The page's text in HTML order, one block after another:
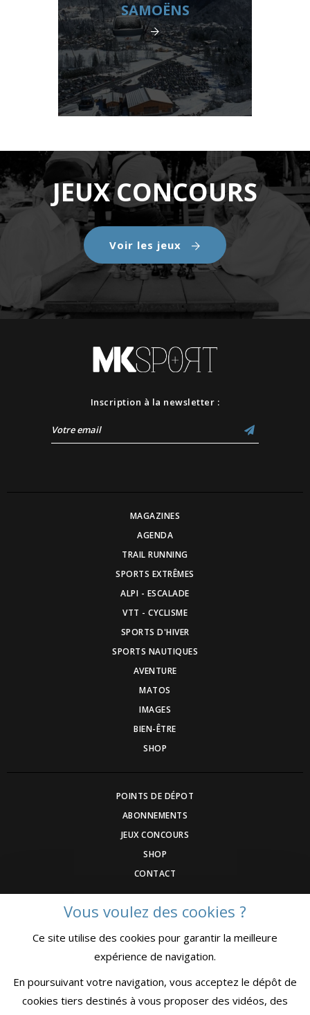
SAMOËNS
JEUX CONCOURS
Voir les jeux
Inscription à la newsletter :
MAGAZINES
AGENDA
TRAIL RUNNING
SPORTS EXTRÊMES
ALPI - ESCALADE
VTT - CYCLISME
SPORTS D'HIVER
SPORTS NAUTIQUES
AVENTURE
MATOS
IMAGES
BIEN-ÊTRE
SHOP
POINTS DE DÉPOT
ABONNEMENTS
JEUX CONCOURS
SHOP
CONTACT
COMMUNIQUEZ UN ÉVENEMNT
CGV
MENTIONS LÉGALES
CONFIDENTIALITÉ
Vous voulez des cookies ?
Ce site utilise des cookies pour garantir la meilleure
expérience de navigation.
En poursuivant votre navigation, vous acceptez le dépôt de
cookies tiers destinés à vous proposer des vidéos, des